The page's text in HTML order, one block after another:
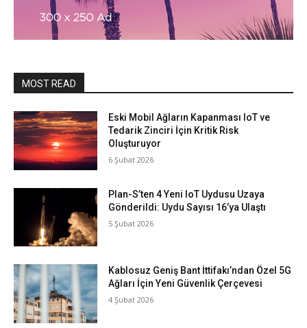
MOST READ
Eski Mobil Ağların Kapanması IoT ve
Tedarik Zinciri İçin Kritik Risk
Oluşturuyor
6 Şubat 2026
Plan-S’ten 4 Yeni IoT Uydusu Uzaya
Gönderildi: Uydu Sayısı 16’ya Ulaştı
5 Şubat 2026
Kablosuz Geniş Bant İttifakı’ndan Özel 5G
Ağları İçin Yeni Güvenlik Çerçevesi
4 Şubat 2026